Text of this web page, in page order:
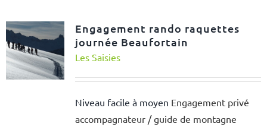
Engagement rando raquettes
journée Beaufortain
Les Saisies
Niveau facile à moyen Engagement privé
accompagnateur / guide de montagne